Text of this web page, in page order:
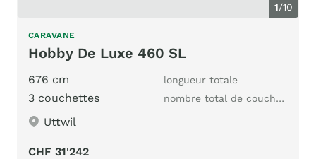
1/10
CARAVANE
Hobby De Luxe 460 SL
676 cm longueur totale
3 couchettes nombre total de couchages
Uttwil
CHF 31'242